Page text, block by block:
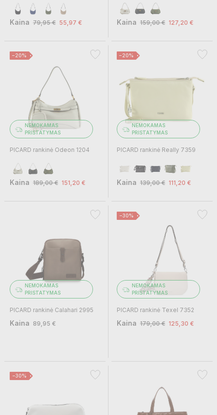
Kaina 79,95 € 55,97 € Kaina 159,00 € 127,20 €
−20%
NEMOKAMAS
PRISTATYMAS
PICARD rankinė Odeon 1204
Kaina 189,00 € 151,20 €
−20%
NEMOKAMAS
PRISTATYMAS
PICARD rankinė Really 7359
Kaina 139,00 € 111,20 €
NEMOKAMAS
PRISTATYMAS
PICARD rankinė Calahari 2995
Kaina 89,95 €
−30%
NEMOKAMAS
PRISTATYMAS
PICARD rankinė Texel 7352
Kaina 179,00 € 125,30 €
−30%